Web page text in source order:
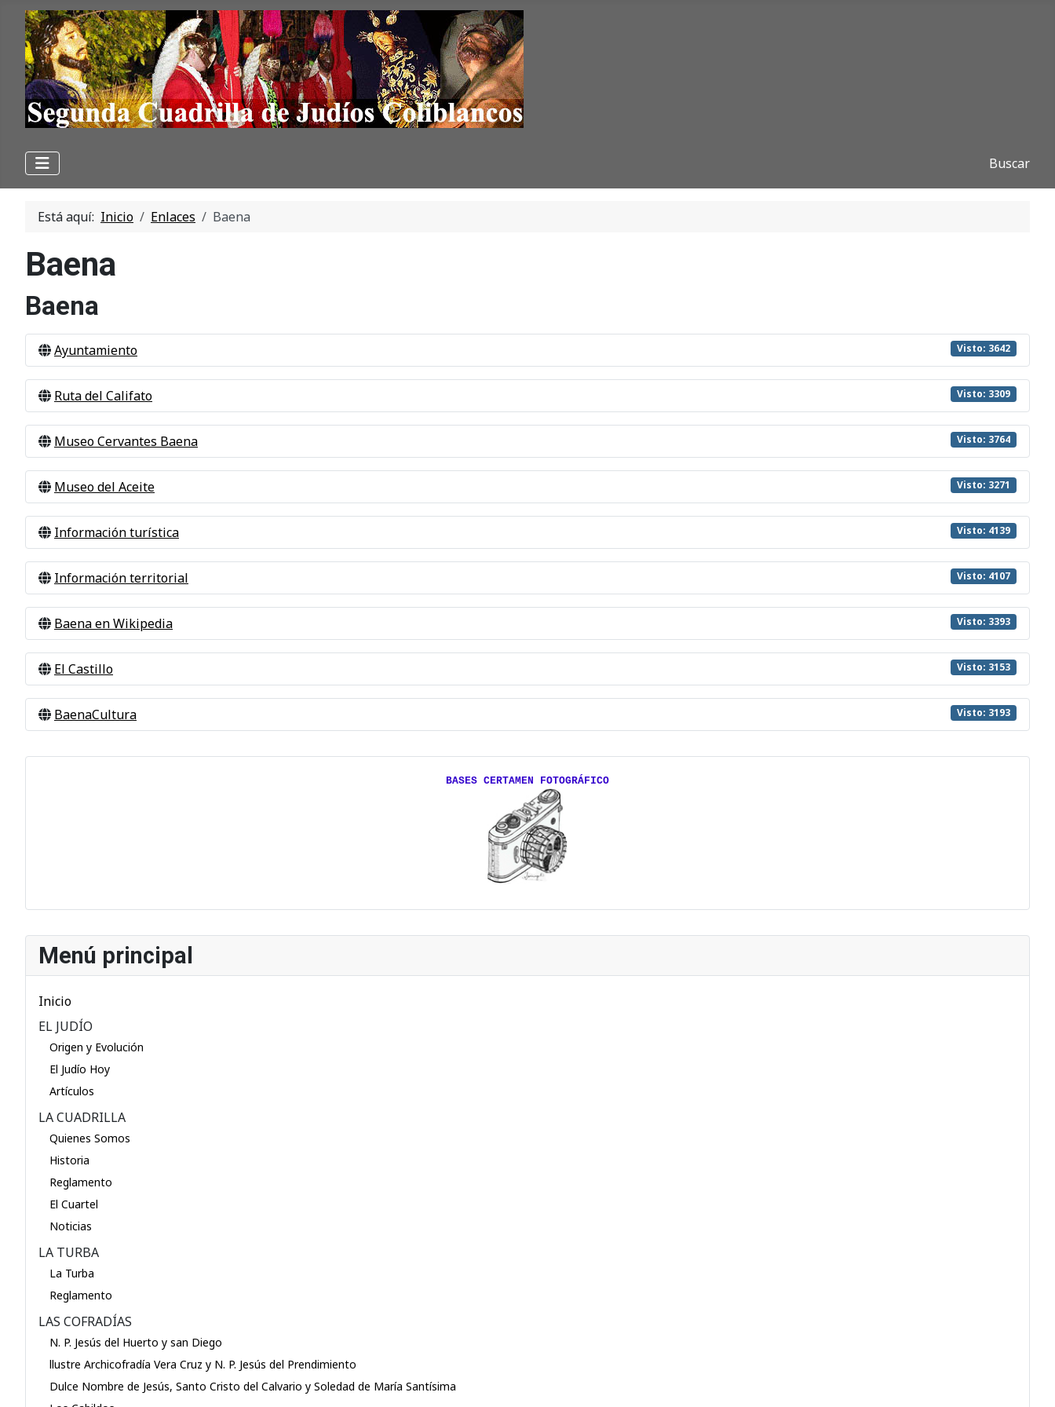
Buscar
Menú principal
Inicio
EL JUDÍO
Origen y Evolución
El Judío Hoy
Artículos
LA CUADRILLA
Quienes Somos
Historia
Reglamento
El Cuartel
Noticias
LA TURBA
La Turba
Reglamento
LAS COFRADÍAS
N. P. Jesús del Huerto y san Diego
llustre Archicofradía Vera Cruz y N. P. Jesús del Prendimiento
Dulce Nombre de Jesús, Santo Cristo del Calvario y Soledad de María Santísima
Está aquí: Inicio Enlaces Baena
Baena
Baena
Ayuntamiento Visto: 3642
Ruta del Califato Visto: 3309
Museo Cervantes Baena Visto: 3764
Museo del Aceite Visto: 3271
Información turística Visto: 4139
Información territorial Visto: 4107
Baena en Wikipedia Visto: 3393
El Castillo Visto: 3153
BaenaCultura Visto: 3193
BASES CERTAMEN FOTOGRÁFICO